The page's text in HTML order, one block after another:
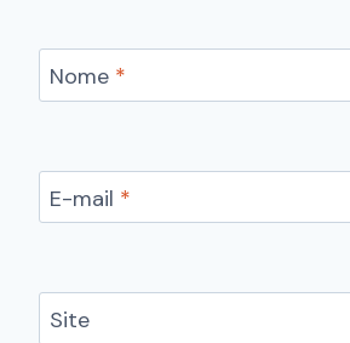
Nome *
E-mail *
Site